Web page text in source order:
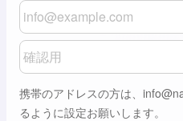
メールアドレス
メールアドレスの確認用
携帯のアドレスの方は、
るように設定お願いします。